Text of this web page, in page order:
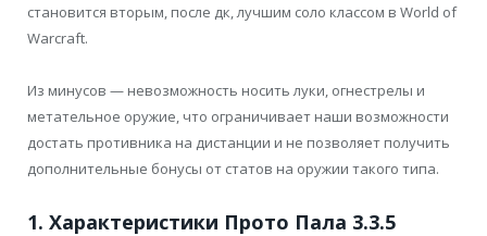
становится вторым, после дк, лучшим соло классом в World of
Warcraft.
Из минусов — невозможность носить луки, огнестрелы и
метательное оружие, что ограничивает наши возможности
достать противника на дистанции и не позволяет получить
дополнительные бонусы от статов на оружии такого типа.
1. Характеристики Прото Пала 3.3.5